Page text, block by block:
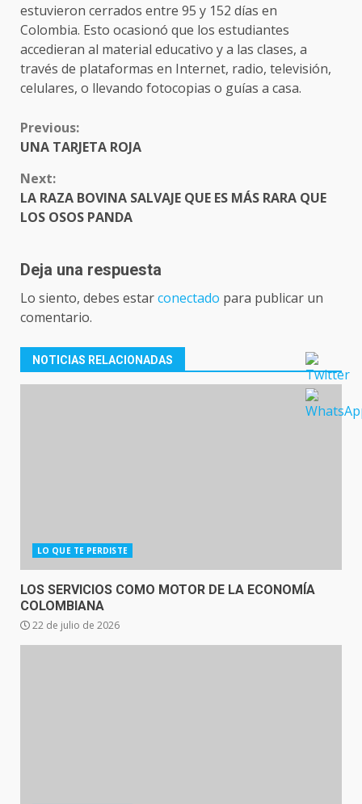
estuvieron cerrados entre 95 y 152 días en
Colombia. Esto ocasionó que los estudiantes
accedieran al material educativo y a las clases, a
través de plataformas en Internet, radio, televisión,
celulares, o llevando fotocopias o guías a casa.
CONTINUE
READING
Previous:
UNA TARJETA ROJA
Next:
LA RAZA BOVINA SALVAJE QUE ES MÁS RARA QUE
LOS OSOS PANDA
Deja una respuesta
Lo siento, debes estarconectado para publicar un
comentario.
NOTICIAS RELACIONADAS
LO QUE TE PERDISTE
LOS SERVICIOS COMO MOTOR DE LA ECONOMÍA
COLOMBIANA
22 de julio de 2026